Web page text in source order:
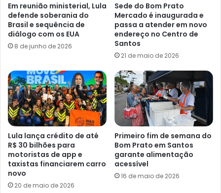
Em reunião ministerial, Lula
defende soberania do
Brasil e sequência de
diálogo com os EUA
8 de junho de 2026
Sede do Bom Prato
Mercado é inaugurada e
passa a atender em novo
endereço no Centro de
Santos
21 de maio de 2026
Lula lança crédito de até
R$ 30 bilhões para
motoristas de app e
taxistas financiarem carro
novo
20 de maio de 2026
Primeiro fim de semana do
Bom Prato em Santos
garante alimentação
acessível
16 de maio de 2026